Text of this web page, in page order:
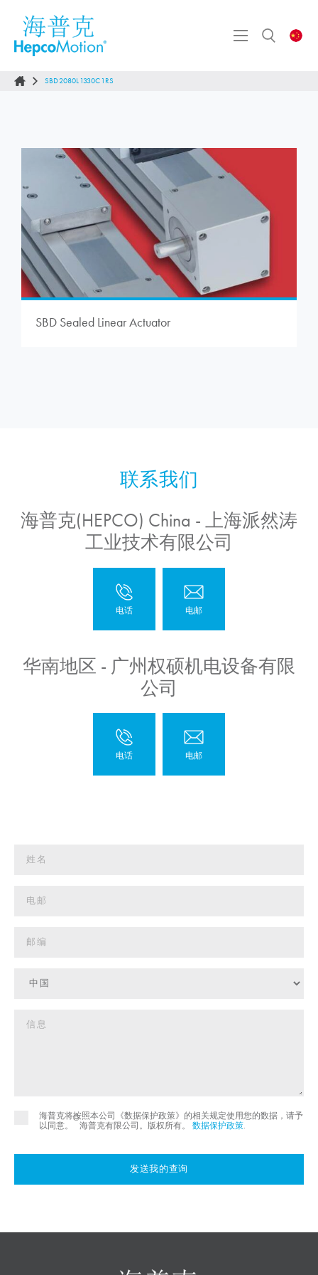
SBD2080L1330C1RS
SBD Sealed Linear Actuator
海普克(HEPCO) China - 上海派然涛
工业技术有限公司
华南地区 - 广州权硕机电设备有限
公司
海普克将按照本公司《数据保护政策》的相关规定使用您的数据，请予
以同意。
©
海普克有限公司。版权所有。 数据保护政策.
发送我的查询